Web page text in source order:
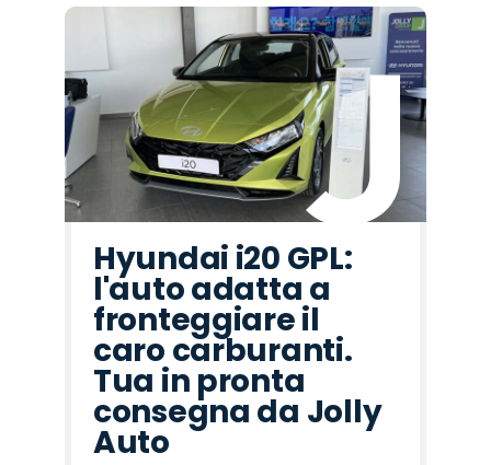
Hyundai i20 GPL:
l'auto adatta a
fronteggiare il
caro carburanti.
Tua in pronta
consegna da Jolly
Auto